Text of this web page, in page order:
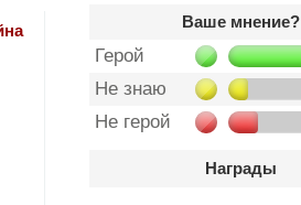
Ваше мнение?
Герой
Не знаю
Не герой
Награды